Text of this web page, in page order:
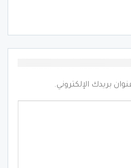
بريدك الإلكتروني.